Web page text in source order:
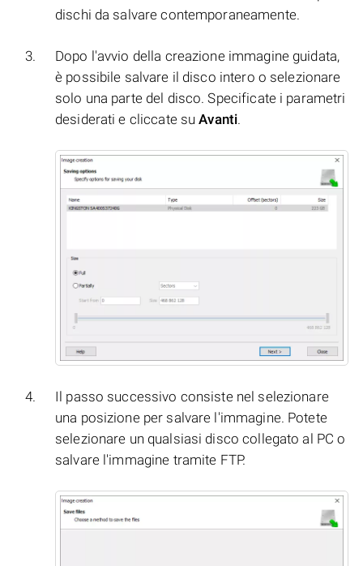
dischi da salvare contemporaneamente.
Dopo l'avvio della creazione immagine guidata,
è possibile salvare il disco intero o selezionare
solo una parte del disco. Specificate i parametri
desiderati e cliccate suAvanti.
Il passo successivo consiste nel selezionare
una posizione per salvare l'immagine. Potete
selezionare un qualsiasi disco collegato al PC o
salvare l'immagine tramite FTP.